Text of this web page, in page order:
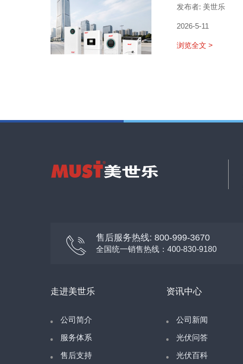
发布者: 美世乐
2026-5-11
浏览全文 >
售后服务热线: 800-999-3670
全国统一销售热线：400-830-9180
走进美世乐
公司简介
服务体系
售后支持
资讯中心
公司新闻
光伏问答
光伏百科